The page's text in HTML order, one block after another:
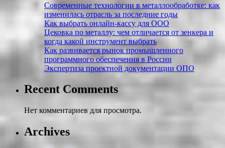
Современные технологии в металлообработке: как
изменилась отрасль за последние годы
Как выбрать онлайн-кассу для ООО
Цековка по металлу: чем отличается от зенкера и
когда какой инструмент выбрать
Как развивается рынок промышленного
программного обеспечения в России
Экспертиза проектной документации ОПО
Recent Comments
Нет комментариев для просмотра.
Archives